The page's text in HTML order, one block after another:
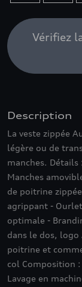
Vérifiez
Description
La veste zippée
légère ou de
manches. Détails
Manches
de poitrine
agrippant -
optimale -
dans le dos,
poitrine et
col Composition
Lavage en